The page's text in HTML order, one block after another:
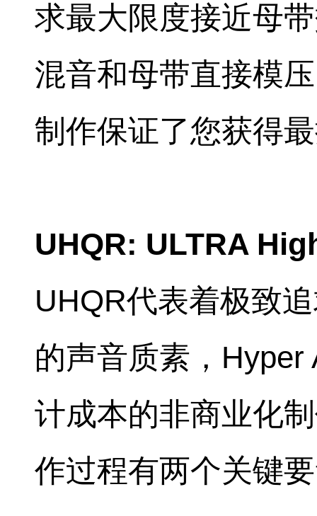
求最大限度接近母
混音和母带直接模
制作保证了您获得
UHQR: ULTRA
UHQR代表着极致
的声音质素，Hyper
计成本的非商业化
作过程有两个关键